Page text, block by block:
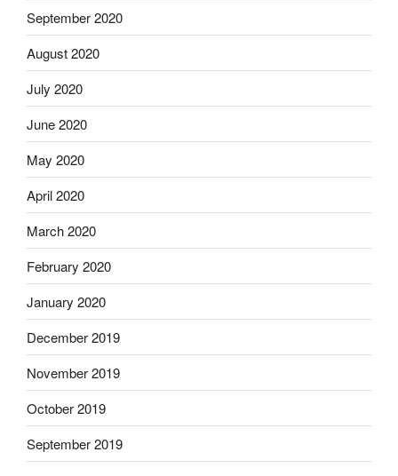
September 2020
August 2020
July 2020
June 2020
May 2020
April 2020
March 2020
February 2020
January 2020
December 2019
November 2019
October 2019
September 2019